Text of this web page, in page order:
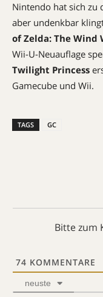
Nintendo hat sich zu
aber undenkbar
of Zelda: The Wind
Wii-U-Neuauflage
Twilight Princess
Gamecube und Wii.
TAGS GC
Bitte zum
74 KOMMENTARE
neuste